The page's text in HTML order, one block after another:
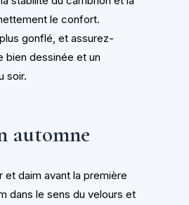
le confort.
gonflé, et assurez-
bien dessinée et un
soir.
automne
et daim avant la première
dans le sens du velours et